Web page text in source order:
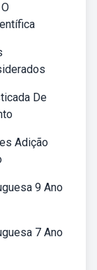
De
Adição
9 Ano
7 Ano